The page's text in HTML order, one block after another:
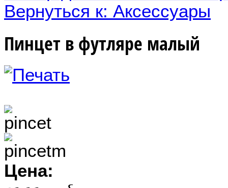
Вернуться к: Аксессуары
Пинцет в футляре малый
Цена: